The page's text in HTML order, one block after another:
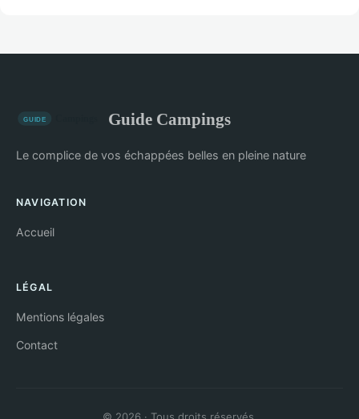
Guide Campings
Le complice de vos échappées belles en pleine nature
NAVIGATION
Accueil
LÉGAL
Mentions légales
Contact
© 2026 · Tous droits réservés.